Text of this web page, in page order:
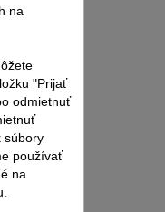
ostrím.
na
"Prijať
odmietnuť
súbory
používať
na